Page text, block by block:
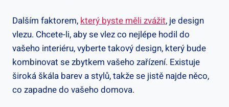
Dalším faktorem, který byste měli zvážit, je design
vlezu. Chcete-li, aby se vlez co nejlépe hodil do
vašeho interiéru, vyberte takový design, který bude
kombinovat se zbytkem vašeho zařízení. Existuje
široká škála barev a stylů, takže se jistě najde něco,
co zapadne do vašeho domova.